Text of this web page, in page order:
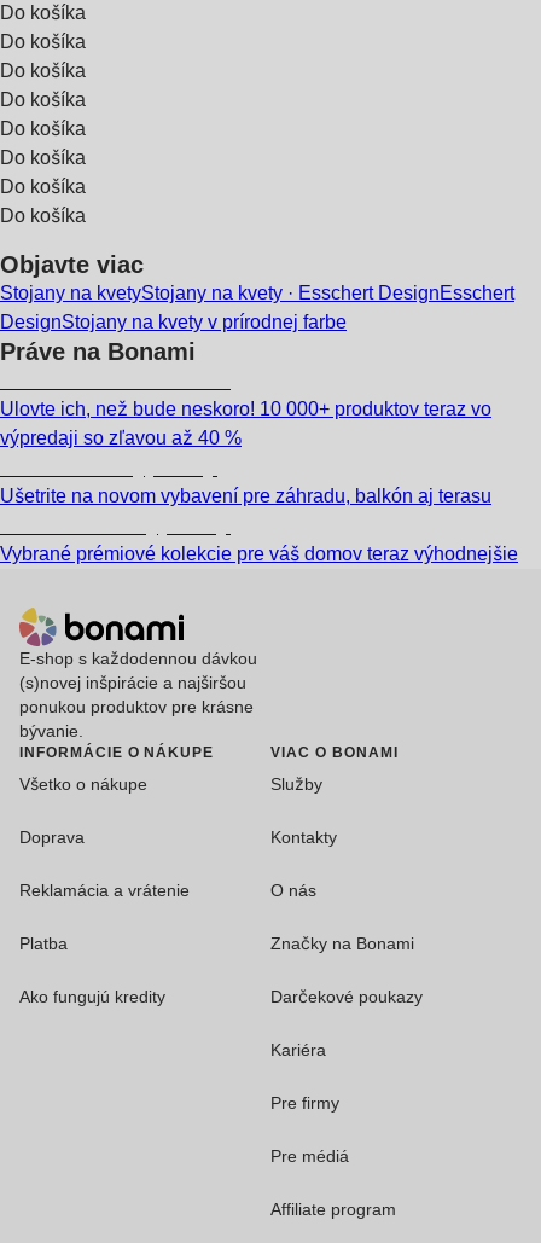
Do košíka
Do košíka
Do košíka
Do košíka
Do košíka
Do košíka
Do košíka
Do košíka
Objavte viac
Stojany na kvetyStojany na kvety · Esschert DesignEsschert
DesignStojany na kvety v prírodnej farbe
Práve na Bonami
Ulovte ich, než bude neskoro! 10 000+ produktov teraz vo
výpredaji so zľavou až 40 %
Ušetrite na novom vybavení pre záhradu, balkón aj terasu
Vybrané prémiové kolekcie pre váš domov teraz výhodnejšie
E-shop s každodennou dávkou
(s)novej inšpirácie a najširšou
ponukou produktov pre krásne
bývanie.
INFORMÁCIE O NÁKUPE
Všetko o nákupe
Doprava
Reklamácia a vrátenie
Platba
Ako fungujú kredity
VIAC O BONAMI
Služby
Kontakty
O nás
Značky na Bonami
Darčekové poukazy
Kariéra
Pre firmy
Pre médiá
Affiliate program